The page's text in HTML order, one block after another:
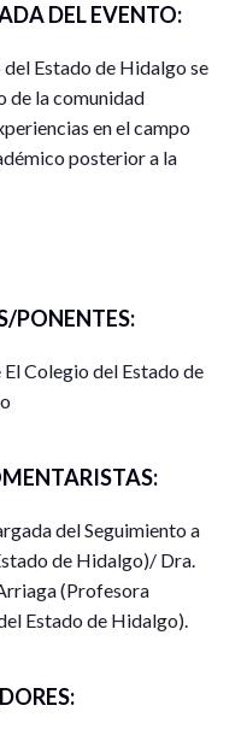
DEL EVENTO:
del Estado de Hidalgo se
de la comunidad
en el campo
posterior a la
PONENTES:
Colegio del Estado de
del Seguimiento a
de Hidalgo)/ Dra.
(Profesora
Estado de Hidalgo).